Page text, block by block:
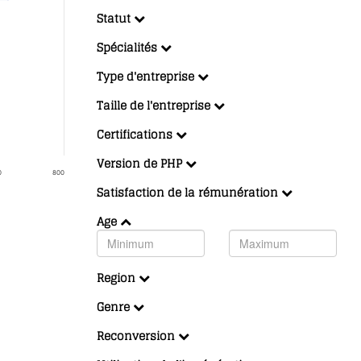
800
Statut
Spécialités
Type d'entreprise
Taille de l'entreprise
Certifications
Version de PHP
Satisfaction de la rémunération
Age
Region
Genre
Reconversion